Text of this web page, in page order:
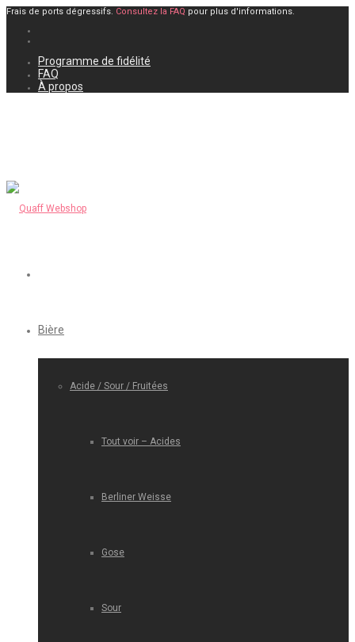
Frais de ports dégressifs. Consultez la FAQ pour plus d'informations.
Programme de fidélité
FAQ
À propos
Bière
Acide / Sour / Fruitées
Tout voir – Acides
Berliner Weisse
Gose
Sour